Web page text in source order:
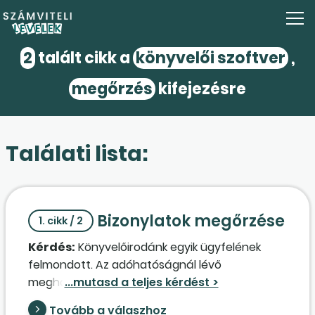
2talált cikk a könyvelői szoftver,
megőrzés kifejezésre
Találati lista:
1. cikk / 2 Bizonylatok megőrzése
Kérdés: Könyvelőirodánk egyik ügyfelének
felmondott. Az adóhatóságnál lévő
meghatalmazásunkat visszavontuk. A céget
többször felszólítottuk, hogy bizonylatait és
Tovább a válaszhoz